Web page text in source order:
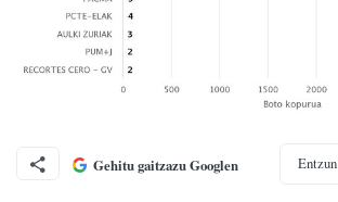
Gehitu gaitzazu Googlen Entzun